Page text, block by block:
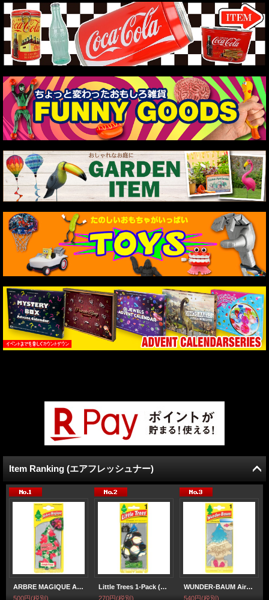
Item Ranking (エアフレッシュナー)
ARBRE MAGIQUE Air Freshener ( Jungle Fever )【メール便OK】
500円(税別)
Little Trees 1-Pack (Soccer)【 2026 限定 】【メール便OK】
270円(税別)
WUNDER-BAUM AirFreshener ( Beach Days ) 【メール便OK】
540円(税別)